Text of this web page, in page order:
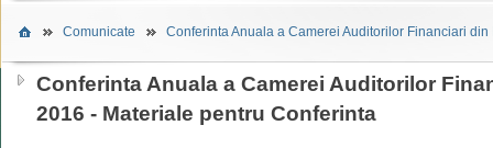
Comunicate Conferinta Anuala a Camerei Auditorilor Financiari din
Conferinta Anuala a Camerei Auditorilor
2016 - Materiale pentru Conferinta